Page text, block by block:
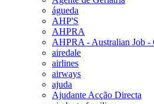
águeda
AHP'S
AHPRA
AHPRA - Australian Job -
airedale
airlines
airways
ajuda
Ajudante Acção Directa